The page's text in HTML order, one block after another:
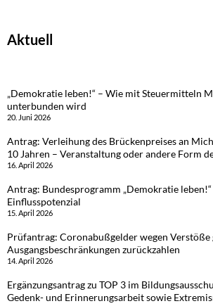
Aktuell
„Demokratie leben!“ – Wie mit Steuermitteln
unterbunden wird
20. Juni 2026
Antrag: Verleihung des Brückenpreises an
10 Jahren – Veranstaltung oder andere Form
16. April 2026
Antrag: Bundesprogramm „Demokratie
Einflusspotenzial
15. April 2026
Prüfantrag: Coronabußgelder wegen Verstöße
Ausgangsbeschränkungen zurückzahlen
14. April 2026
Ergänzungsantrag zu TOP 3 im
Gedenk- und Erinnerungsarbeit sowie